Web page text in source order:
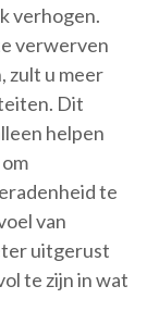
verhogen.
verwerven
zult u meer
Dit
helpen
te
van
uitgerust
te zijn in wat